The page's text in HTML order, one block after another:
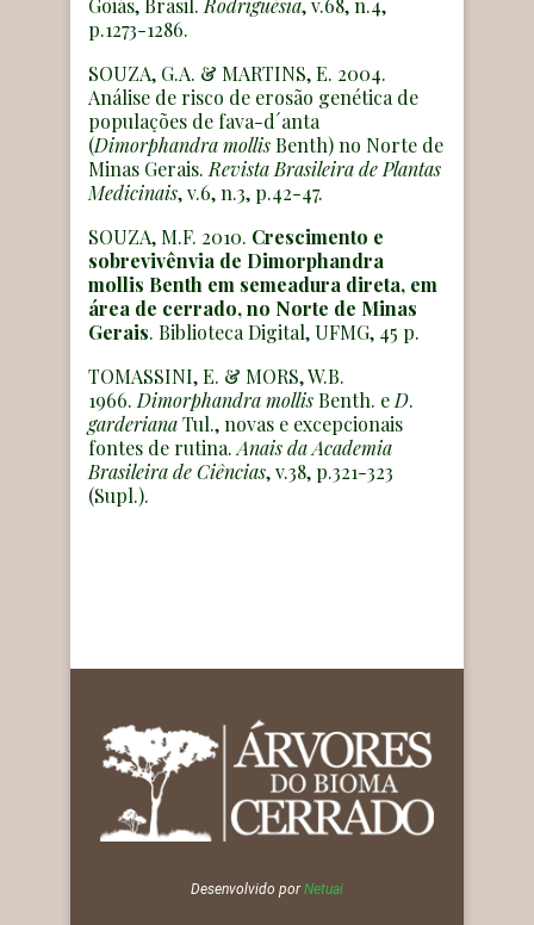
Goiás, Brasil. Rodriguésia, v.68, n.4,
p.1273-1286.
SOUZA, G.A. & MARTINS, E. 2004.
Análise de risco de erosão genética de
populações de fava-d´anta
(Dimorphandra mollisBenth) no Norte de
Minas Gerais. Revista Brasileira de Plantas
Medicinais, v.6, n.3, p.42-47.
SOUZA, M.F. 2010. Crescimento e
sobrevivênvia de Dimorphandra
mollis Benth em semeadura direta, em
área de cerrado, no Norte de Minas
Gerais. Biblioteca Digital, UFMG, 45 p.
TOMASSINI, E. & MORS, W.B.
1966. DimorphandramollisBenth. e D.
garderianaTul., novas e excepcionais
fontes de rutina. Anais da Academia
Brasileira de Ciências, v.38, p.321-323
(Supl.).
Desenvolvido porNetuai